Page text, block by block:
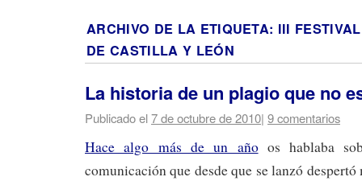
ARCHIVO DE LA ETIQUETA: III
DE CASTILLA Y LEÓN
La historia de un plagio que no
Publicado el7 de octubre de 2010| 9 comentarios
Hace algo más de un añoos hablaba
comunicación que desde que se lanzó